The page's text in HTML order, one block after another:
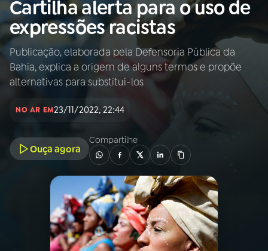
Buscar
na
Rádio
Nacional
Buscar
AO VIVO
01INÍCIO
02A RÁDIO
PROGRAMAÇÃO
PROGRAMAS
Cartilha alerta para o uso de
expressões racistas
Publicação, elaborada pela Defensoria Pública da
Bahia, explica a origem de alguns termos e propõe
alternativas para substituí-los
NO AR EM23/11/2022, 22:44
Ouça agora
Compartilhe